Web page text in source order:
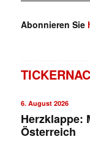
Abonnieren Sie
6. August 2026
Herzklappe:
Österreich